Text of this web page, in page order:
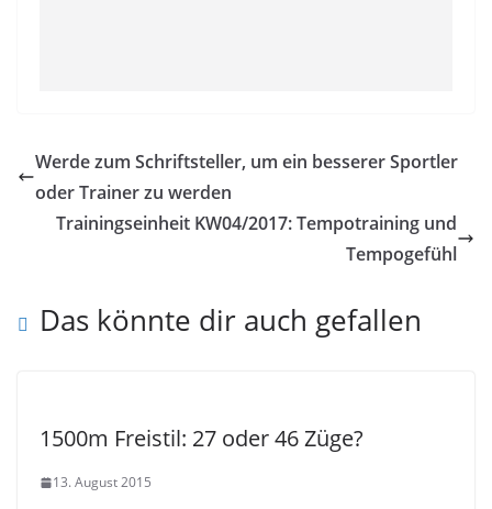
Werde zum Schriftsteller, um ein besserer Sportler
oder Trainer zu werden
Trainingseinheit KW04/2017: Tempotraining und
Tempogefühl
Das könnte dir auch gefallen
1500m Freistil: 27 oder 46 Züge?
13. August 2015